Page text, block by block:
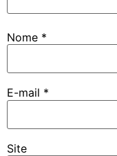
Nome *
E-mail *
Site